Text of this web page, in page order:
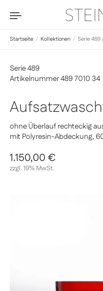
Startseite / Kollektionen / Serie 489
ohne Überlauf rechteckig
mit Polyresin-Abdeckung,
Serie 489
Artikelnummer 489 7010 34
Regulärer Preis
1.150,00 €
zzgl. 19% MwSt.